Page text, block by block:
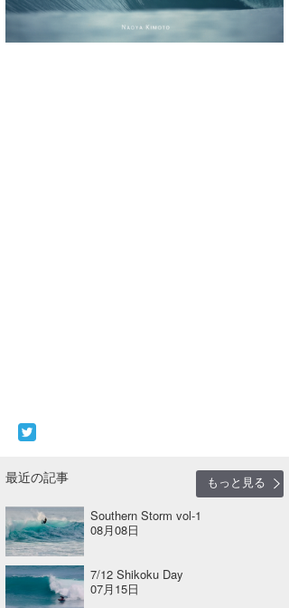
最近の記事
もっと見る
Southern Storm vol-1
08月08日
7/12 Shikoku Day
07月15日